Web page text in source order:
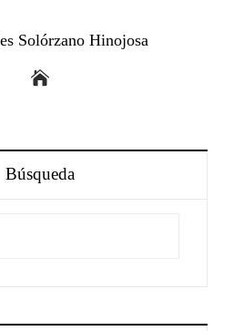
Solórzano Hinojosa
Búsqueda